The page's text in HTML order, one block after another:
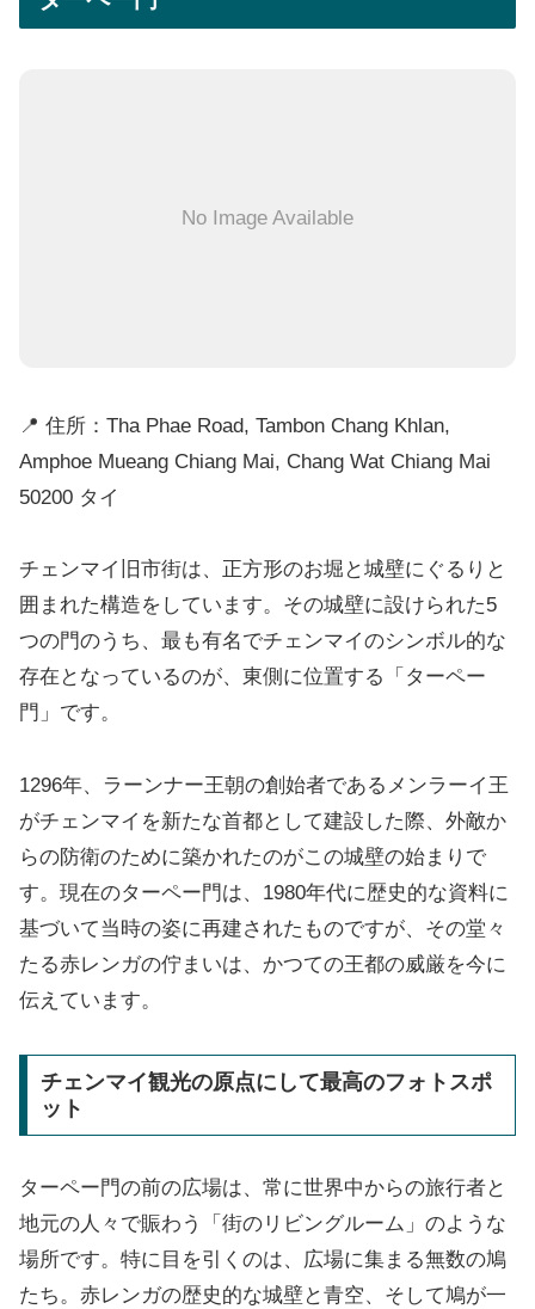
No Image Available
📍 住所：Tha Phae Road, Tambon Chang Khlan,
Amphoe Mueang Chiang Mai, Chang Wat Chiang Mai
50200 タイ
チェンマイ旧市街は、正方形のお堀と城壁にぐるりと
囲まれた構造をしています。その城壁に設けられた5
つの門のうち、最も有名でチェンマイのシンボル的な
存在となっているのが、東側に位置する「ターペー
門」です。
1296年、ラーンナー王朝の創始者であるメンラーイ王
がチェンマイを新たな首都として建設した際、外敵か
らの防衛のために築かれたのがこの城壁の始まりで
す。現在のターペー門は、1980年代に歴史的な資料に
基づいて当時の姿に再建されたものですが、その堂々
たる赤レンガの佇まいは、かつての王都の威厳を今に
伝えています。
チェンマイ観光の原点にして最高のフォトスポ
ット
ターペー門の前の広場は、常に世界中からの旅行者と
地元の人々で賑わう「街のリビングルーム」のような
場所です。特に目を引くのは、広場に集まる無数の鳩
たち。赤レンガの歴史的な城壁と青空、そして鳩が一